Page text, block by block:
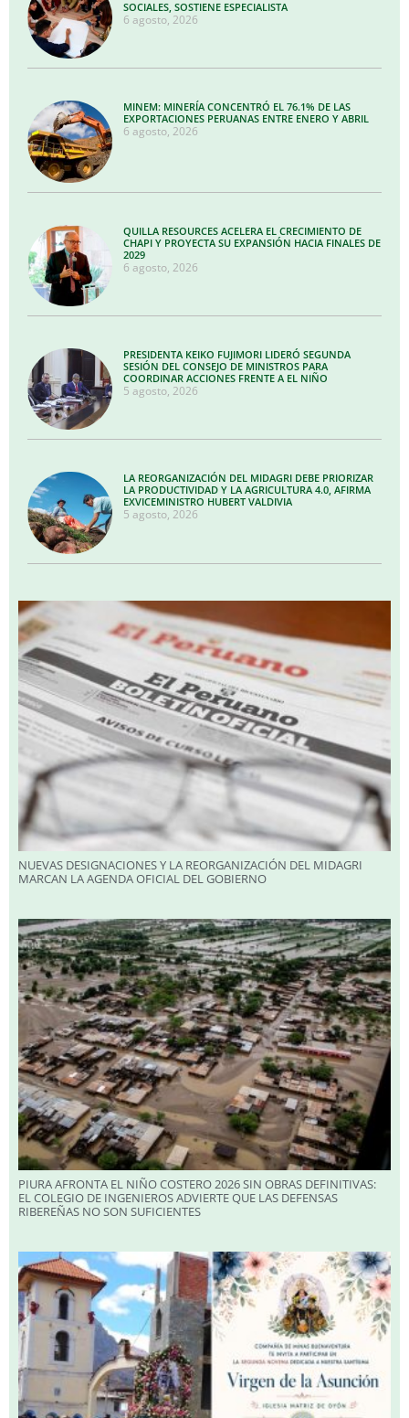
SOCIALES, SOSTIENE ESPECIALISTA
6 agosto, 2026
MINEM: MINERÍA CONCENTRÓ EL 76.1% DE LAS
EXPORTACIONES PERUANAS ENTRE ENERO Y ABRIL
6 agosto, 2026
QUILLA RESOURCES ACELERA EL CRECIMIENTO DE
CHAPI Y PROYECTA SU EXPANSIÓN HACIA FINALES DE
2029
6 agosto, 2026
PRESIDENTA KEIKO FUJIMORI LIDERÓ SEGUNDA
SESIÓN DEL CONSEJO DE MINISTROS PARA
COORDINAR ACCIONES FRENTE A EL NIÑO
5 agosto, 2026
LA REORGANIZACIÓN DEL MIDAGRI DEBE PRIORIZAR
LA PRODUCTIVIDAD Y LA AGRICULTURA 4.0, AFIRMA
EXVICEMINISTRO HUBERT VALDIVIA
5 agosto, 2026
NUEVAS DESIGNACIONES Y LA REORGANIZACIÓN DEL MIDAGRI
MARCAN LA AGENDA OFICIAL DEL GOBIERNO
PIURA AFRONTA EL NIÑO COSTERO 2026 SIN OBRAS DEFINITIVAS:
EL COLEGIO DE INGENIEROS ADVIERTE QUE LAS DEFENSAS
RIBEREÑAS NO SON SUFICIENTES